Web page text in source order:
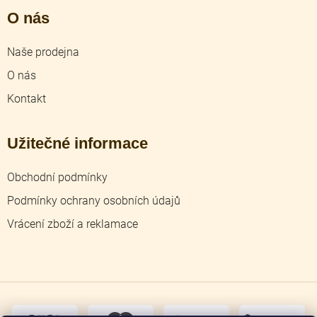
O nás
Naše prodejna
O nás
Kontakt
Užitečné informace
Obchodní podmínky
Podmínky ochrany osobních údajů
Vrácení zboží a reklamace